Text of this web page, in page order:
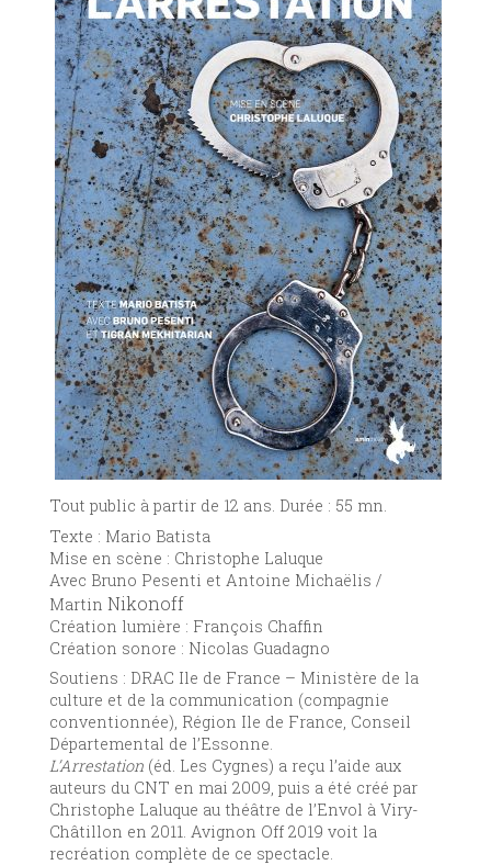
Tout public à partir de 12 ans. Durée : 55 mn.
Texte : Mario Batista
Mise en scène : Christophe Laluque
Avec Bruno Pesenti et Antoine Michaëlis /
Martin Nikonoff
Création lumière : François Chaffin
Création sonore : Nicolas Guadagno
Soutiens : DRAC Ile de France – Ministère de la
culture et de la communication (compagnie
conventionnée), Région Ile de France, Conseil
Départemental de l’Essonne.
L’Arrestation(éd. Les Cygnes) a reçu l’aide aux
auteurs du CNT en mai 2009, puis a été créé par
Christophe Laluque au théâtre de l’Envol à Viry-
Châtillon en 2011. Avignon Off 2019 voit la
recréation complète de ce spectacle.